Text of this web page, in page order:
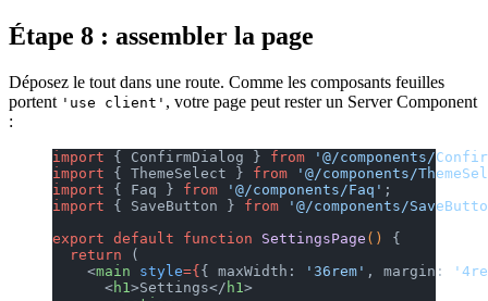
Étape 8 : assembler la page
Déposez le tout dans une route. Comme les composants feuilles
portent 'use client' , votre page peut rester un Server Component
:
import { ConfirmDialog } from '@/components/
import { ThemeSelect } from '@/components/
import { Faq } from '@/components/Faq' ;
import { SaveButton } from '@/components/
export default function SettingsPage () {
  return
(
    <
main style={ { maxWidth: '36rem' , margin:
      <
h1 >Settings</ h1 >